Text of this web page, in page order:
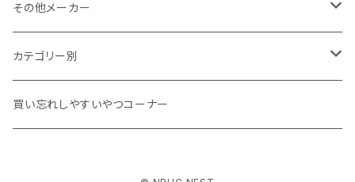
その他メーカー
ACLIMA
atelierBluebottle
カテゴリー別
Unisex ウェア
買い忘れしやすいやつコーナー